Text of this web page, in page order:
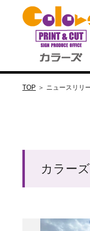
TOP ＞ ニュースリリ
カラー